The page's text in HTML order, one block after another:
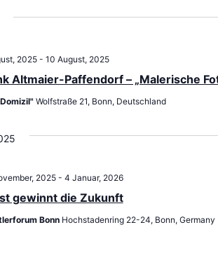
Altmaier-Paffendorf – „Malerische
2025- 10 August, 2025
Wolfstraße 21, Bonn, Deutschland
gewinnt die Zukunft
2025- 4 Januar, 2026
Bonn Hochstadenring 22-24, Bonn, Germany